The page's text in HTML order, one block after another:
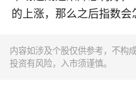
的上涨，那么之后指数会
内容如涉及个股仅供参考，不构
投资有风险，入市须谨慎。